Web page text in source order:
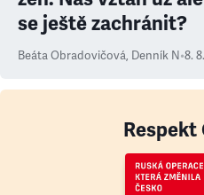
se ještě zachránit?
Beáta Obradovičová, Denník N•8.
Respekt